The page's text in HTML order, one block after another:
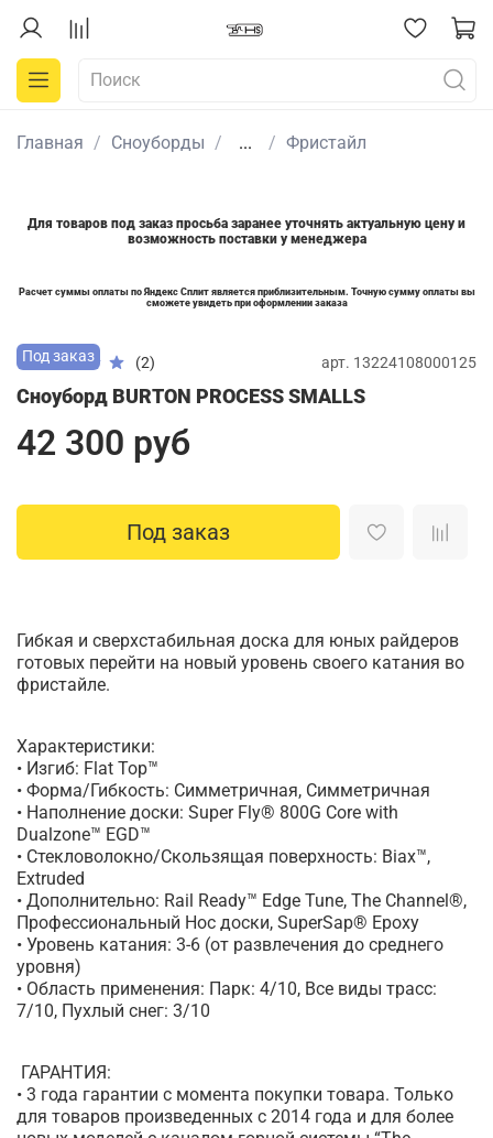
Главная Сноуборды ... Фристайл
Для товаров под заказ просьба заранее уточнять актуальную цену и
возможность поставки у менеджера
Расчет суммы оплаты по Яндекс Сплит является приблизительным. Точную сумму оплаты вы
сможете увидеть при оформлении заказа
Под заказ (2) арт. 13224108000125
Сноуборд BURTON PROCESS SMALLS
42 300 руб
Под заказ
Гибкая и сверхстабильная доска для юных райдеров
готовых перейти на новый уровень своего катания во
фристайле.
Характеристики:
• Изгиб: Flat Top™
• Форма/Гибкость: Симметричная, Симметричная
• Наполнение доски: Super Fly® 800G Core with
Dualzone™ EGD™
• Стекловолокно/Скользящая поверхность: Biax™,
Extruded
• Дополнительно: Rail Ready™ Edge Tune, The Channel®,
Профессиональный Нос доски, SuperSap® Epoxy
• Уровень катания: 3-6 (от развлечения до среднего
уровня)
• Область применения: Парк: 4/10, Все виды трасс:
7/10, Пухлый снег: 3/10
ГАРАНТИЯ:
• 3 года гарантии с момента покупки товара. Только
для товаров произведенных с 2014 года и для более